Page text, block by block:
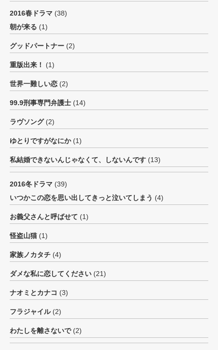
2016春ドラマ (38)
朝が来る (1)
グッドパートナー (2)
重版出来！ (1)
世界一難しい恋 (2)
99.9刑事専門弁護士 (14)
ラヴソング(2)
ゆとりですがなにか(1)
私結婚できないんじゃなくて、しないんです (13)
2016冬ドラマ (39)
いつかこの恋を思い出してきっと泣いてしまう (4)
お義父さんと呼ばせて (1)
怪盗山猫 (1)
家族ノカタチ (4)
ダメな私に恋してください (21)
ナオミとカナコ (3)
フラジャイル(2)
わたしを離さないで(2)